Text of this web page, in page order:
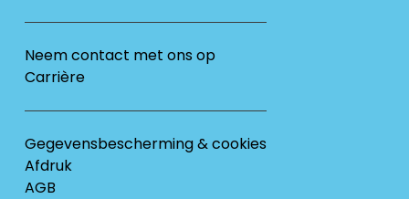
Neem contact met ons op
Carrière
Gegevensbescherming & cookies
Afdruk
AGB